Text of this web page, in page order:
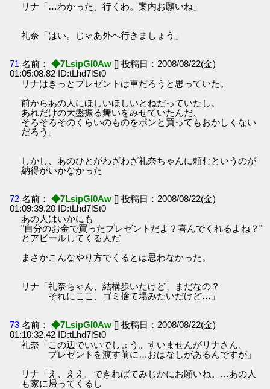
リナ「…わかった、行くわ。案内お願いね」
礼奈「はい。じゃあ外へ行きましょう」
71 名前： ◆7LsipGI0Aw [] 投稿日：2008/08/22(金)
01:05:08.82 ID:tLhd7lSt0
リナはきっとプレゼントは車だろうと思っていた。
前からあの人にほしいほしいとねだっていたし。
あれだけの大盤振る舞いをみせていたんだ、
そろそろそのくらいのものをポンと買ってもおかしくない
だろう。
しかし、あのひとがわざわざ礼奈ちゃんに頼むというのが
納得がいかなかった
72 名前： ◆7LsipGI0Aw [] 投稿日：2008/08/22(金)
01:09:39.20 ID:tLhd7lSt0
あの人はいかにも
"自分のお金で買ったプレゼントだよ？喜んでくれるよね？"
とアピールしてくる人だ
まさかこんなやり方でくるとは思わなかった。
リナ「礼奈ちゃん、結構歩いたけど、まだなの？
それにここ、ゴミ捨て場みたいだけど…」
73 名前： ◆7LsipGI0Aw [] 投稿日：2008/08/22(金)
01:10:32.42 ID:tLhd7lSt0
礼奈「この辺でいいでしょう。すいませんがリナさん、
プレゼントを渡す前に…おはなしがあるんですが」
リナ「え、ええ。できればてみじかにお願いね。…あの人
も家に帰ってくるし